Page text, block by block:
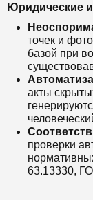
Юридические
точек и
базой при
акты
проверки
63.13330,